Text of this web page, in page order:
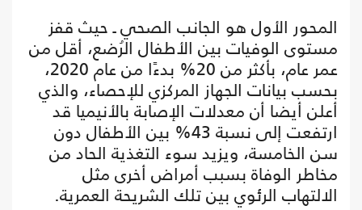
المحور الأول هو الجانب الصحي ـ حيث قفز
مستوى الوفيات بين الأطفال الرُضع، أقل من
عمر عام، بأكثر من 20% بدءًا من عام 2020،
بحسب بيانات الجهاز المركزي للإحصاء، والذي
أعلن أيضا أن معدلات الإصابة بالأنيميا قد
ارتفعت إلى نسبة 43% بين الأطفال دون
سن الخامسة، ويزيد سوء التغذية الحاد من
مخاطر الوفاة بسبب أمراض أخرى مثل
الالتهاب الرئوي بين تلك الشريحة العمرية.